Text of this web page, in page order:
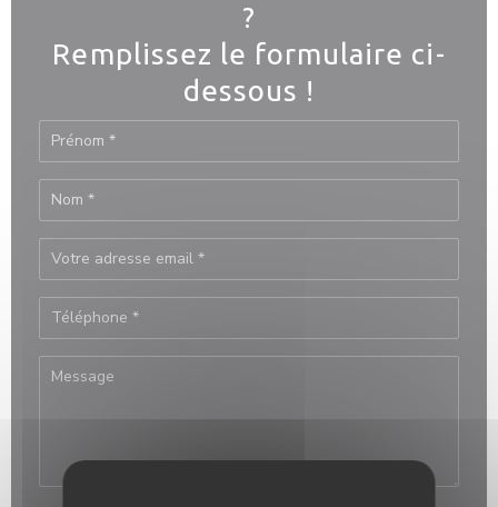
?
Remplissez le formulaire ci-
dessous !